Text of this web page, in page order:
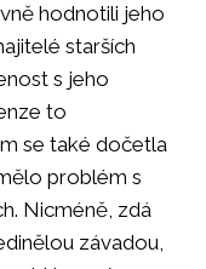
hodnotili jeho
starších
s jeho
to
se také dočetla
problém s
Nicméně, zdá
závadou,